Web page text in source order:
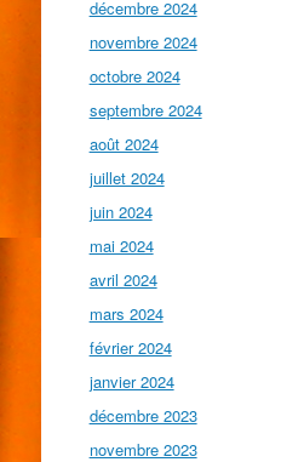
décembre 2024
novembre 2024
octobre 2024
septembre 2024
août 2024
juillet 2024
juin 2024
mai 2024
avril 2024
mars 2024
février 2024
janvier 2024
décembre 2023
novembre 2023